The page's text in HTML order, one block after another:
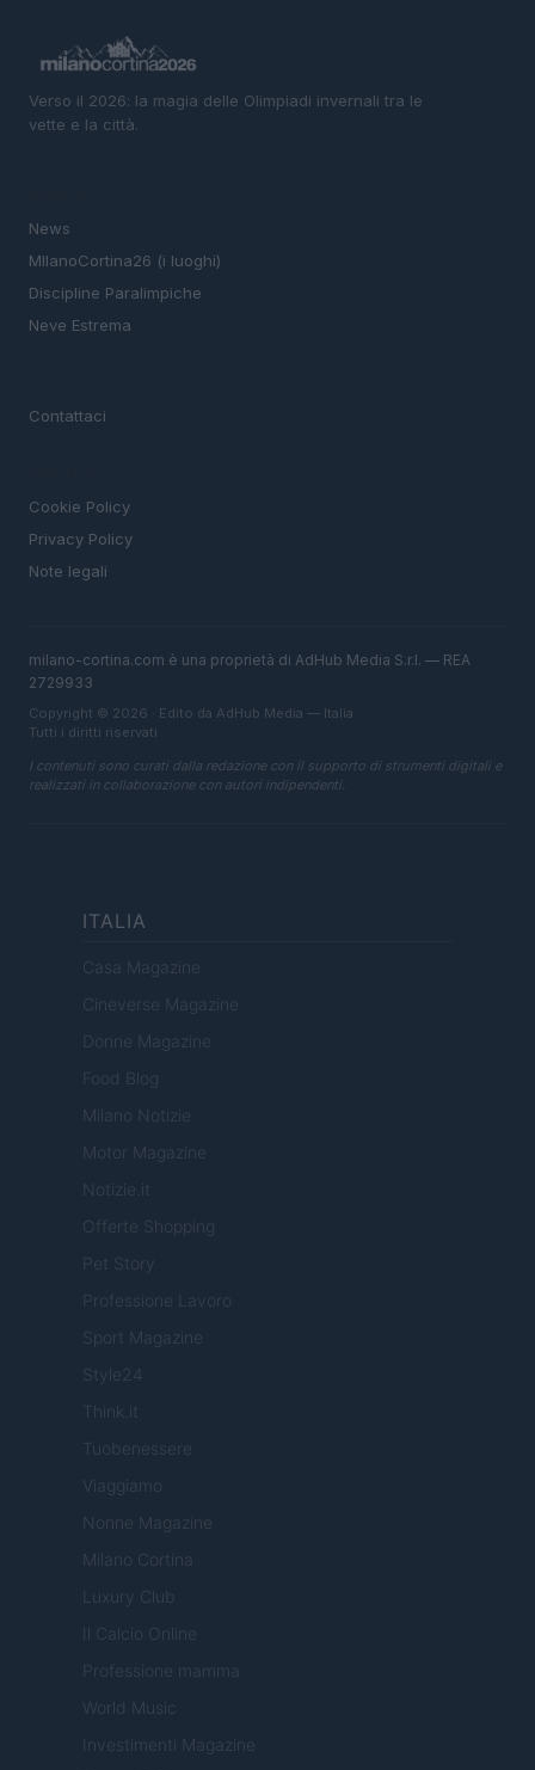
Verso il 2026: la magia delle Olimpiadi invernali tra le
vette e la città.
News
MIlanoCortina26 (i luoghi)
Discipline Paralimpiche
Neve Estrema
Contattaci
Cookie Policy
Privacy Policy
Note legali
milano-cortina.com è una proprietà di AdHub Media S.r.l. — REA
2729933
Copyright © 2026 · Edito da AdHub Media — Italia
Tutti i diritti riservati
I contenuti sono curati dalla redazione con il supporto di strumenti digitali e
realizzati in collaborazione con autori indipendenti.
ITALIA
Casa Magazine
Cineverse Magazine
Donne Magazine
Food Blog
Milano Notizie
Motor Magazine
Notizie.it
Offerte Shopping
Pet Story
Professione Lavoro
Sport Magazine
Style24
Think.it
Tuobenessere
Viaggiamo
Nonne Magazine
Milano Cortina
Luxury Club
Il Calcio Online
Professione mamma
World Music
Investimenti Magazine